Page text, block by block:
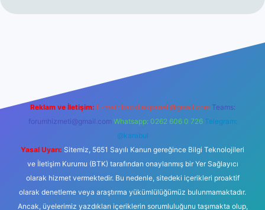
m elexbet
Reklam ve İletişim: E-mail: backlinkpaneli@gmail.com Teams:
forumhizmeti@gmail.com Whatsapp: 0262 606 0 726 Telegram:
@karabul
Yasal Uyarı: Sitemiz, 5651 Sayılı Kanun gereğince Bilgi Teknolojileri
ve İletişim Kurumu (BTK) tarafından onaylanmış bir Yer Sağlayıcı
olarak hizmet vermektedir. Bu nedenle, sitedeki içerikleri proaktif
olarak denetleme veya araştırma yükümlülüğümüz bulunmamaktadır.
Ancak, üyelerimiz yazdıkları içeriklerin sorumluluğunu taşımakta olup,